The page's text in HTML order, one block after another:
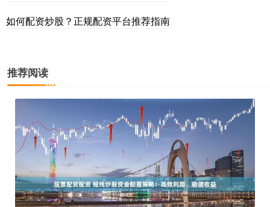
如何配资炒股？正规配资平台推荐指南
推荐阅读